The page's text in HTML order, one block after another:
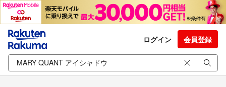
ログイン 会員登録